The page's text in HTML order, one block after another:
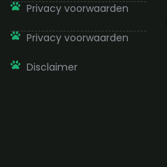
Privacy voorwaarden
Privacy voorwaarden
Disclaimer